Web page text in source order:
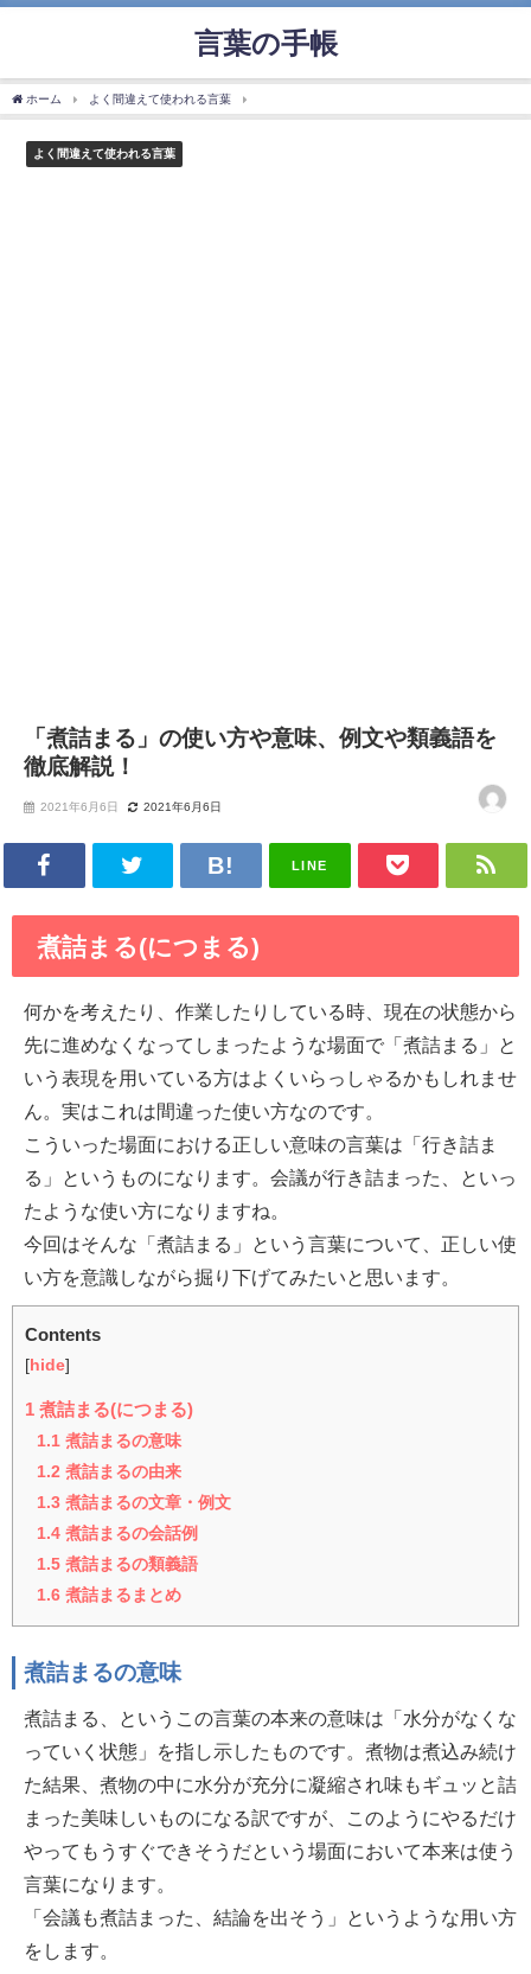
言葉の手帳
ホーム よく間違えて使われる言葉
よく間違えて使われる言葉
「煮詰まる」の使い方や意味、例文や類義語を
徹底解説！
2021年6月6日 2021年6月6日
LINE
煮詰まる(につまる)
何かを考えたり、作業したりしている時、現在の状態から
先に進めなくなってしまったような場面で「煮詰まる」と
いう表現を用いている方はよくいらっしゃるかもしれませ
ん。実はこれは間違った使い方なのです。
こういった場面における正しい意味の言葉は「行き詰ま
る」というものになります。会議が行き詰まった、といっ
たような使い方になりますね。
今回はそんな「煮詰まる」という言葉について、正しい使
い方を意識しながら掘り下げてみたいと思います。
Contents
[ hide]
1 煮詰まる(につまる)
1.1 煮詰まるの意味
1.2 煮詰まるの由来
1.3 煮詰まるの文章・例文
1.4 煮詰まるの会話例
1.5 煮詰まるの類義語
1.6 煮詰まるまとめ
煮詰まるの意味
煮詰まる、というこの言葉の本来の意味は「水分がなくな
っていく状態」を指し示したものです。煮物は煮込み続け
た結果、煮物の中に水分が充分に凝縮され味もギュッと詰
まった美味しいものになる訳ですが、このようにやるだけ
やってもうすぐできそうだという場面において本来は使う
言葉になります。
「会議も煮詰まった、結論を出そう」というような用い方
をします。